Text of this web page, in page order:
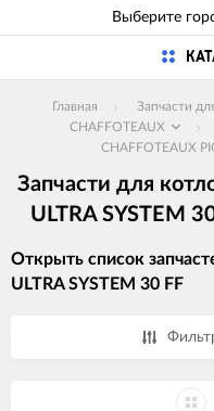
Выберите
Главная
Запчасти
CHAFFOTEAUX
CHAFFOTEAUX
Запчасти для
ULTRA SYSTEM
Открыть список
ULTRA SYSTEM 30 FF